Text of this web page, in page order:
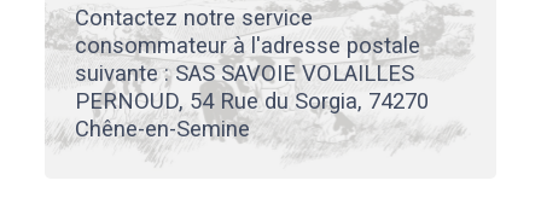
Contactez notre service
consommateur à l'adresse postale
suivante : SAS SAVOIE VOLAILLES
PERNOUD, 54 Rue du Sorgia, 74270
Chêne-en-Semine